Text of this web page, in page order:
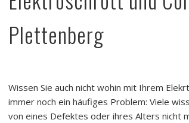
Plettenberg
Wissen Sie auch nicht wohin mit Ihrem
immer noch ein häufiges Problem: Viele
von eines Defektes oder ihres Alters nicht